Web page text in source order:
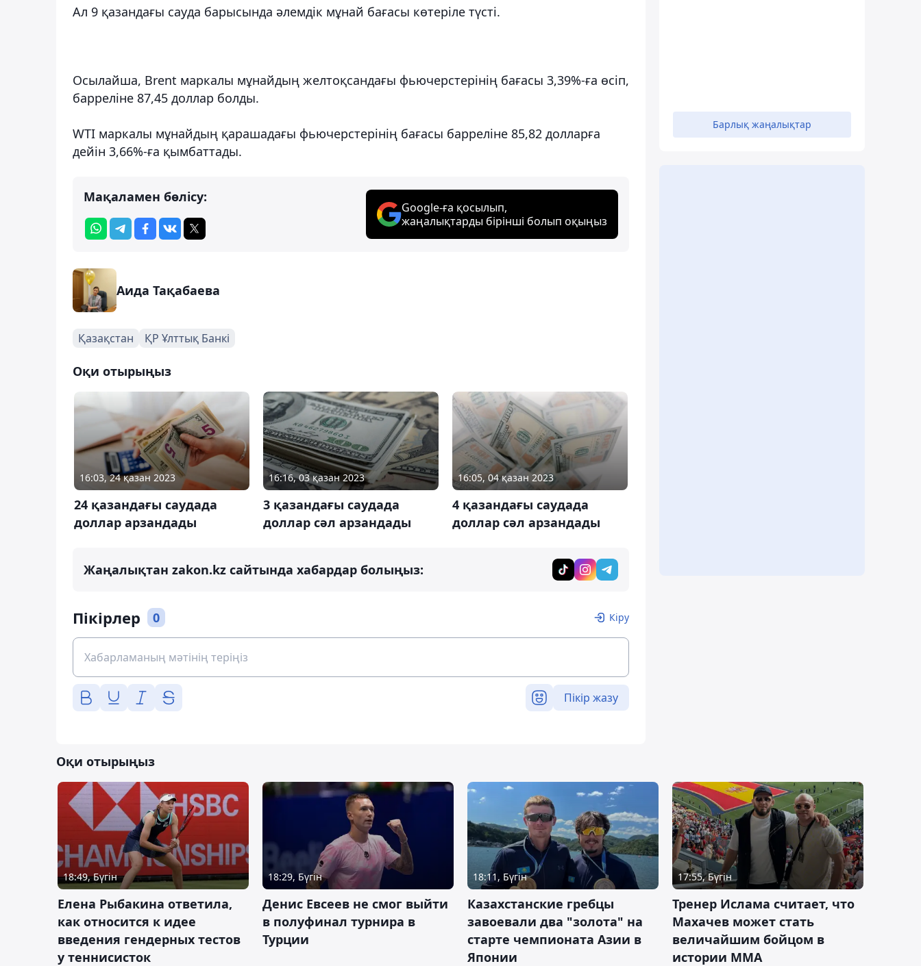
Ал 9 қазандағы сауда барысында әлемдік мұнай бағасы көтеріле түсті.
Осылайша, Brent маркалы мұнайдың желтоқсандағы фьючерстерінің бағасы 3,39%-ға өсіп,
барреліне 87,45 доллар болды.
WTI маркалы мұнайдың қарашадағы фьючерстерінің бағасы барреліне 85,82 долларға
дейін 3,66%-ға қымбаттады.
Мақаламен бөлісу:
Google-ға қосылып,
жаңалықтарды бірінші болып оқыңыз
Аида Тақабаева
Қазақстан ҚР Ұлттық Банкі
Оқи отырыңыз
16:03, 24 қазан 2023
24 қазандағы саудада
доллар арзандады
16:16, 03 қазан 2023
3 қазандағы саудада
доллар сәл арзандады
16:05, 04 қазан 2023
4 қазандағы саудада
доллар сәл арзандады
Жаңалықтан zakon.kz сайтында хабардар болыңыз:
Пікірлер 0 Кіру
Пікір жазу
Барлық жаңалықтар
Оқи отырыңыз
18:49, Бүгін
Елена Рыбакина ответила,
как относится к идее
введения гендерных тестов
у теннисисток
18:29, Бүгін
Денис Евсеев не смог выйти
в полуфинал турнира в
Турции
18:11, Бүгін
Казахстанские гребцы
завоевали два "золота" на
старте чемпионата Азии в
Японии
17:55, Бүгін
Тренер Ислама считает, что
Махачев может стать
величайшим бойцом в
истории ММА